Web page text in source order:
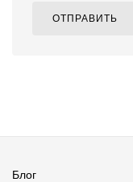
ОТПРАВИТЬ
Блог